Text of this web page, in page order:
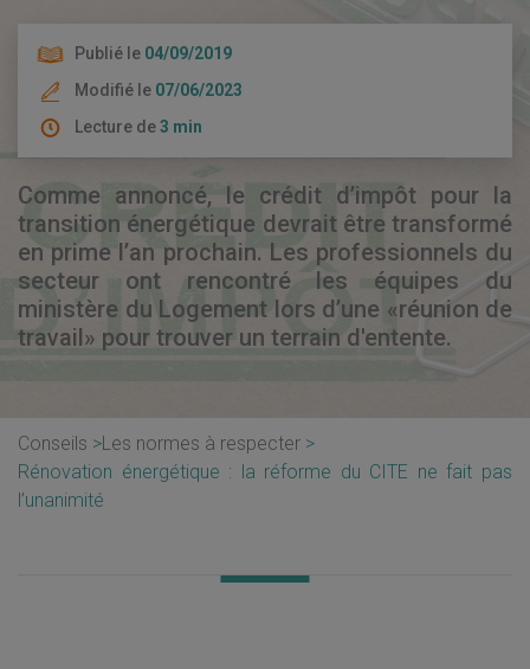
Publié le 04/09/2019
Modifié le 07/06/2023
Lecture de3 min
Comme annoncé, le crédit d’impôt pour la
transition énergétique devrait être transformé
en prime l’an prochain. Les professionnels du
secteur ont rencontré les équipes du
ministère du Logement lors d’une «réunion de
travail» pour trouver un terrain d'entente.
Conseils
Les normes à respecter
Rénovation énergétique : la réforme du CITE ne fait pas
l’unanimité